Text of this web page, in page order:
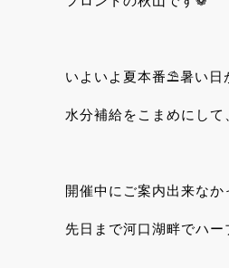
いよいよ夏本番⛱暑い日
水分補給をこまめにして
開催中にご案内出来なか
先日まで河口湖畔でハー